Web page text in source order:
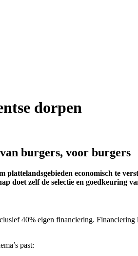
dorpen
burgers, voor burgers
economisch te
doet zelf de selectie en goedkeuring
40% eigen financiering.
past: